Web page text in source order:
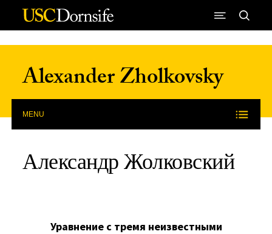
Skip to Content
Alexander Zholkovsky
MENU
Александр Жолковский
Уравнение с тремя неизвестными